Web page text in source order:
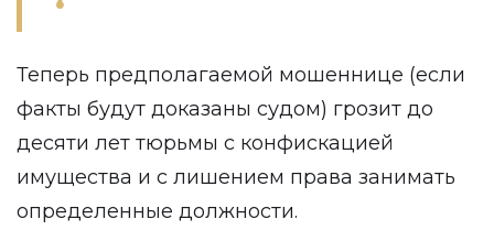
Теперь предполагаемой мошеннице (если
факты будут доказаны судом) грозит до
десяти лет тюрьмы с конфискацией
имущества и с лишением права занимать
определенные должности.